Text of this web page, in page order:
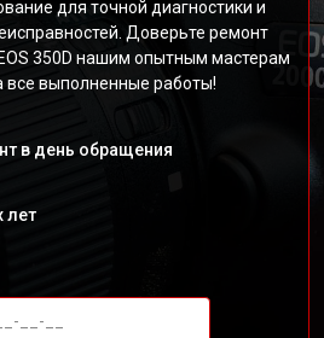
для точной диагностики и
Доверьте ремонт
350D нашим опытным мастерам
все выполненные работы!
в день обращения
лет